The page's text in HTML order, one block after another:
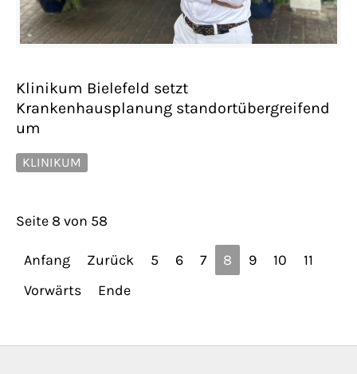
Klinikum Bielefeld setzt
Krankenhausplanung standortübergreifend
um
KLINIKUM
Seite 8 von 58
Anfang Zurück 5 6 7 8 9 10
11
Vorwärts
Ende